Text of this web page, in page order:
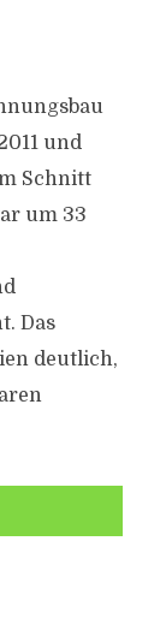
und
Schnitt
um 33
Das
deutlich,